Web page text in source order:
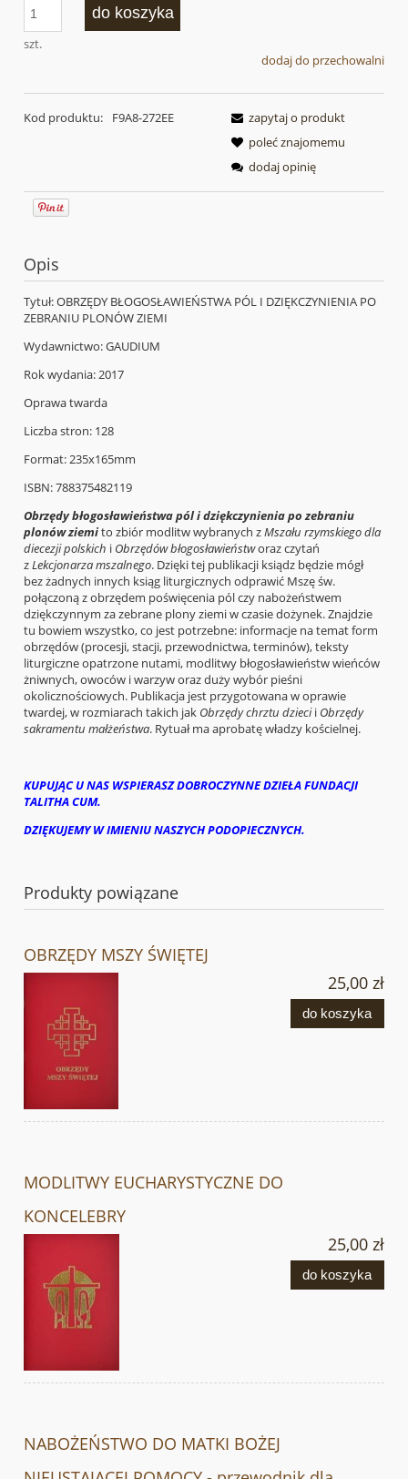
szt.
do koszyka
dodaj do przechowalni
Kod produktu: F9A8-272EE
zapytaj o produkt
poleć znajomemu
dodaj opinię
Opis
Tytuł: OBRZĘDY BŁOGOSŁAWIEŃSTWA PÓL I DZIĘKCZYNIENIA PO
ZEBRANIU PLONÓW ZIEMI
Wydawnictwo: GAUDIUM
Rok wydania: 2017
Oprawa twarda
Liczba stron: 128
Format: 235x165mm
ISBN: 788375482119
Obrzędy błogosławieństwa pól i dziękczynienia po zebraniu
plonów ziemito zbiór modlitw wybranych zMszału rzymskiego dla
diecezji polskich i Obrzędów błogosławieństworaz czytań
zLekcjonarza mszalnego. Dzięki tej publikacji ksiądz będzie mógł
bez żadnych innych ksiąg liturgicznych odprawić Mszę św.
połączoną z obrzędem poświęcenia pól czy nabożeństwem
dziękczynnym za zebrane plony ziemi w czasie dożynek. Znajdzie
tu bowiem wszystko, co jest potrzebne: informacje na temat form
obrzędów (procesji, stacji, przewodnictwa, terminów), teksty
liturgiczne opatrzone nutami, modlitwy błogosławieństw wieńców
żniwnych, owoców i warzyw oraz duży wybór pieśni
okolicznościowych. Publikacja jest przygotowana w oprawie
twardej, w rozmiarach takich jak Obrzędy chrztu dziecii Obrzędy
sakramentu małżeństwa. Rytuał ma aprobatę władzy kościelnej.
KUPUJĄC U NAS WSPIERASZ DOBROCZYNNE DZIEŁA FUNDACJI
TALITHA CUM.
DZIĘKUJEMY W IMIENIU NASZYCH PODOPIECZNYCH.
Produkty powiązane
OBRZĘDY MSZY ŚWIĘTEJ
25,00 zł
do koszyka
MODLITWY EUCHARYSTYCZNE DO
KONCELEBRY
25,00 zł
do koszyka
NABOŻEŃSTWO DO MATKI BOŻEJ